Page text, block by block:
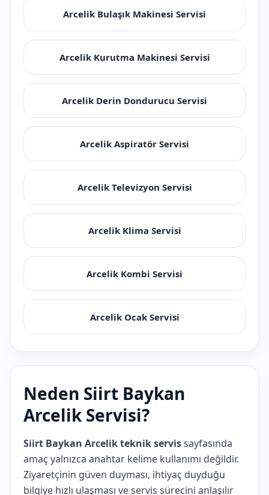
Arcelik Bulaşık Makinesi Servisi
Arcelik Kurutma Makinesi Servisi
Arcelik Derin Dondurucu Servisi
Arcelik Aspiratör Servisi
Arcelik Televizyon Servisi
Arcelik Klima Servisi
Arcelik Kombi Servisi
Arcelik Ocak Servisi
Neden Siirt Baykan
Arcelik Servisi?
Siirt Baykan Arcelik teknik servissayfasında
amaç yalnızca anahtar kelime kullanımı değildir.
Ziyaretçinin güven duyması, ihtiyaç duyduğu
bilgiye hızlı ulaşması ve servis sürecini anlaşılır